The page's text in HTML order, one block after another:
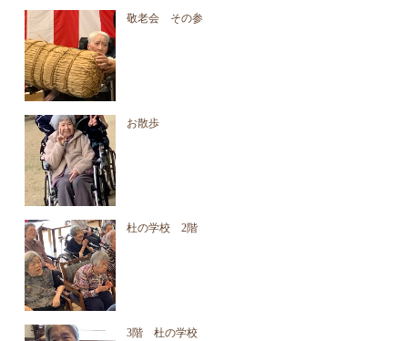
敬老会 その参
お散歩
杜の学校 2階
3階 杜の学校